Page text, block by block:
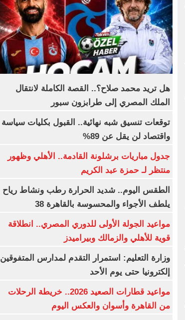
هل تريد محمد صلاح؟.. القصة الكاملة لانتقال
الملك المصري إلى طرابزون سبور
توقعات تنسيق شبه نهائية.. القبول بكليات سياسة
واقتصاد لن يقل عن 89%
جدول مباريات برشلونة القادمة.. الأهلي وظهور
منتظر لـ حمزة عبد الكريم
الطقس اليوم.. شديد الحرارة رطب ونشاط رياح
يلطف الأجواء والمحسوسة بالقاهرة 38
مواعيد الجولة الأولى للدوري المصري.. انطلاقة
قوية للأهلي والزمالك وبيراميدز
وزارة التعليم: استمرار التقدم لمدارس المتفوقين
إلكترونيا حتى يوم الأحد
مواعيد قطارات الصعيد 2026.. خريطة الرحلات
من القاهرة وأسوان والعكس اليوم